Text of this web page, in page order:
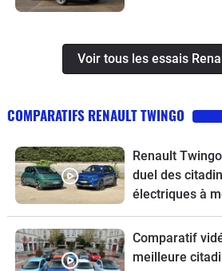
Voir tous les essais
COMPARATIFS RENAULT TWINGO
Renault
duel des
électriques à
Comparatif
meilleure